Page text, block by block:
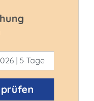
| 5 Tage